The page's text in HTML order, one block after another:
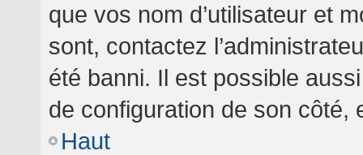
que vos nom d’utilisateur et
sont, contactez
été banni. Il est possible
de configuration de son côté,
Haut